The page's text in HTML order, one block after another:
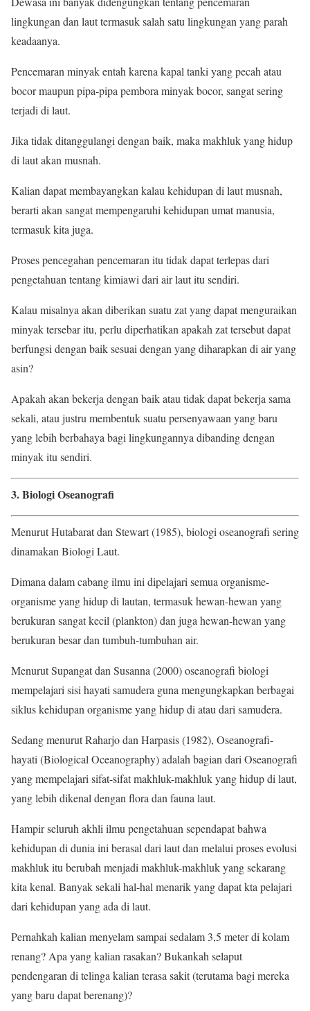
lingkungan dan laut termasuk salah satu lingkungan yang parah
keadaanya.
Pencemaran minyak entah karena kapal tanki yang pecah atau
bocor maupun pipa-pipa pembora minyak bocor, sangat sering
terjadi di laut.
Jika tidak ditanggulangi dengan baik, maka makhluk yang hidup
di laut akan musnah.
Kalian dapat membayangkan kalau kehidupan di laut musnah,
berarti akan sangat mempengaruhi kehidupan umat manusia,
termasuk kita juga.
Proses pencegahan pencemaran itu tidak dapat terlepas dari
pengetahuan tentang kimiawi dari air laut itu sendiri.
Kalau misalnya akan diberikan suatu zat yang dapat menguraikan
minyak tersebar itu, perlu diperhatikan apakah zat tersebut dapat
berfungsi dengan baik sesuai dengan yang diharapkan di air yang
asin?
Apakah akan bekerja dengan baik atau tidak dapat bekerja sama
sekali, atau justru membentuk suatu persenyawaan yang baru
yang lebih berbahaya bagi lingkungannya dibanding dengan
minyak itu sendiri.
3. Biologi Oseanografi
Menurut Hutabarat dan Stewart (1985), biologi oseanografi sering
dinamakan Biologi Laut.
Dimana dalam cabang ilmu ini dipelajari semua organisme-
organisme yang hidup di lautan, termasuk hewan-hewan yang
berukuran sangat kecil (plankton) dan juga hewan-hewan yang
berukuran besar dan tumbuh-tumbuhan air.
Menurut Supangat dan Susanna (2000) oseanografi biologi
mempelajari sisi hayati samudera guna mengungkapkan berbagai
siklus kehidupan organisme yang hidup di atau dari samudera.
Sedang menurut Raharjo dan Harpasis (1982), Oseanografi-
hayati (Biological Oceanography) adalah bagian dari Oseanografi
yang mempelajari sifat-sifat makhluk-makhluk yang hidup di laut,
yang lebih dikenal dengan flora dan fauna laut.
Hampir seluruh akhli ilmu pengetahuan sependapat bahwa
kehidupan di dunia ini berasal dari laut dan melalui proses evolusi
makhluk itu berubah menjadi makhluk-makhluk yang sekarang
kita kenal. Banyak sekali hal-hal menarik yang dapat kta pelajari
dari kehidupan yang ada di laut.
Pernahkah kalian menyelam sampai sedalam 3,5 meter di kolam
renang? Apa yang kalian rasakan? Bukankah selaput
pendengaran di telinga kalian terasa sakit (terutama bagi mereka
yang baru dapat berenang)?